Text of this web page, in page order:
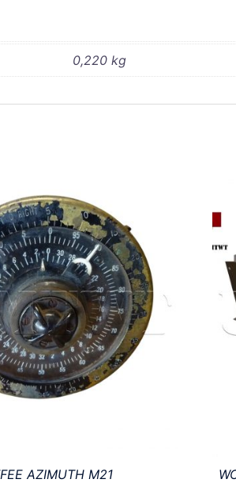
0,220 kg
AZIMUTH M21